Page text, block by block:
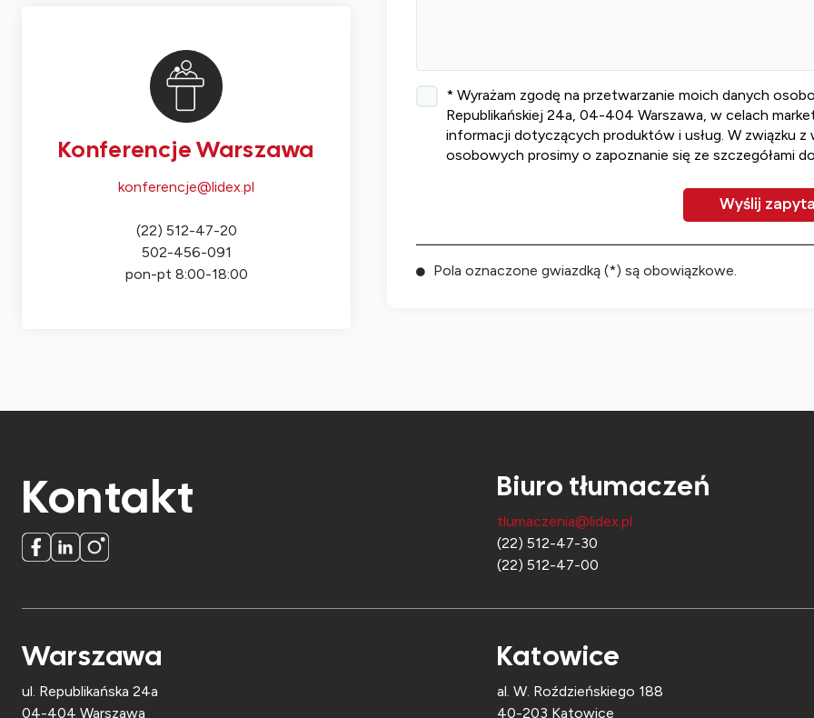
Konferencje Warszawa
konferencje@lidex.pl
(22) 512-47-20
502-456-091
pon-pt 8:00-18:00
* Wyrażam zgodę na przetwarzanie moich danych
Republikańskiej 24a, 04-404 Warszawa, w celach
informacji dotyczących produktów i usług. W związku
osobowych prosimy o zapoznanie się ze szczegółami
Pola oznaczone gwiazdką (*) są obowiązkowe.
Kontakt Biuro tłumaczeń
tlumaczenia@lidex.pl
(22) 512-47-30
(22) 512-47-00
Warszawa
ul. Republikańska 24a
04-404 Warszawa
Katowice
al. W. Roździeńskiego 188
40-203 Katowice